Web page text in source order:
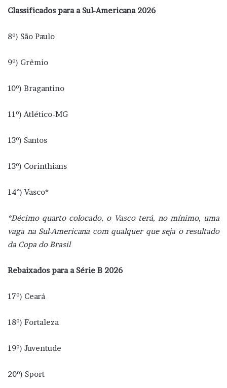
Classificados para a Sul-Americana 2026
8º) São Paulo
9º) Grêmio
10º) Bragantino
11º) Atlético-MG
13º) Santos
13º) Corinthians
14°) Vasco*
*Décimo quarto colocado, o Vasco terá, no mínimo, uma
vaga na Sul-Americana com qualquer que seja o resultado
da Copa do Brasil
Rebaixados para a Série B 2026
17º) Ceará
18º) Fortaleza
19º) Juventude
20º) Sport